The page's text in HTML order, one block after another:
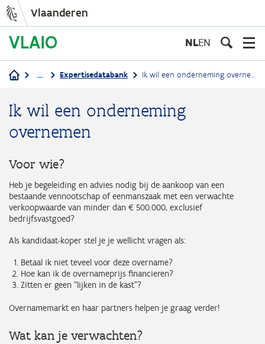
Vlaanderen
NLEN
... Expertisedatabank Ik wil een onderneming overnemen
Ik wil een onderneming
overnemen
Voor wie?
Heb je begeleiding en advies nodig bij de aankoop van een
bestaande vennootschap of eenmanszaak met een verwachte
verkoopwaarde van minder dan € 500.000, exclusief
bedrijfsvastgoed?
Als kandidaat-koper stel je je wellicht vragen als:
Betaal ik niet teveel voor deze overname?
Hoe kan ik de overnameprijs financieren?
Zitten er geen “lijken in de kast”?
Overnamemarkt en haar partners helpen je graag verder!
Wat kan je verwachten?